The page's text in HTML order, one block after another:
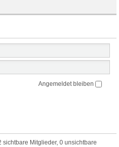
Angemeldet bleiben
sichtbare Mitglieder, 0 unsichtbare